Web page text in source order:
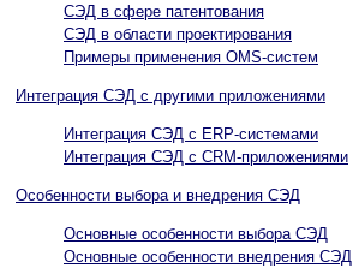
CЭД в сфере патентования
СЭД в области проектирования
Примеры применения OMS-систем
Интеграция СЭД с другими приложениями
Интеграция СЭД с ERP-системами
Интеграция СЭД с CRM-приложениями
Особенности выбора и внедрения СЭД
Основные особенности выбора СЭД
Основные особенности внедрения СЭД